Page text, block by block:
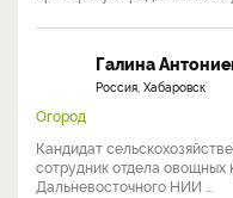
Галина
Россия, Хабаровск
Огород
Кандидат
сотрудник отдела овощных
Дальневосточного НИИ ...